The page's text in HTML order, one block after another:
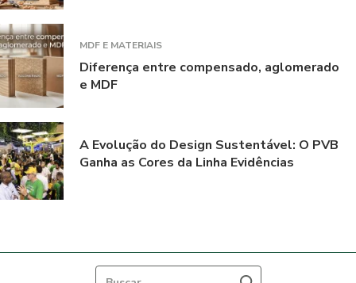
MDF E MATERIAIS
Diferença entre compensado, aglomerado
e MDF
A Evolução do Design Sustentável: O PVB
Ganha as Cores da Linha Evidências